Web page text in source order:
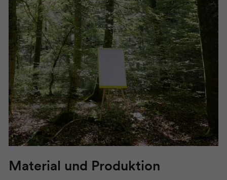
Material und Produktion